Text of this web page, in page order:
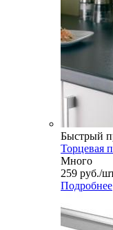
Быстрый
Торцевая
Много
259 руб./
Подробнее